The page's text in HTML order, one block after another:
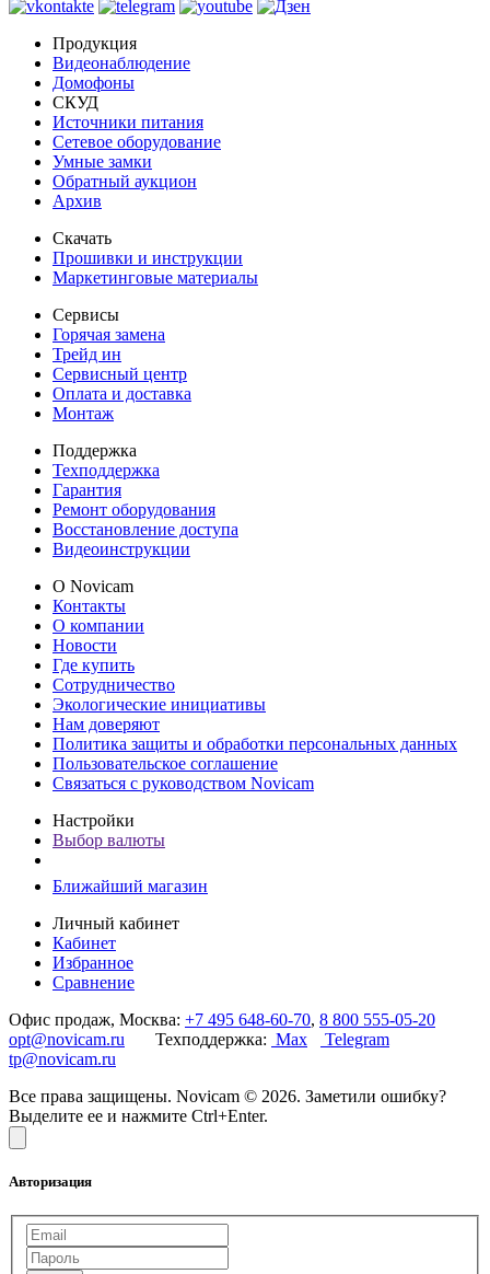
Продукция
Видеонаблюдение
Домофоны
СКУД
Источники питания
Сетевое оборудование
Умные замки
Обратный аукцион
Архив
Скачать
Прошивки и инструкции
Маркетинговые материалы
Сервисы
Горячая замена
Трейд ин
Сервисный центр
Оплата и доставка
Монтаж
Поддержка
Техподдержка
Гарантия
Ремонт оборудования
Восстановление доступа
Видеоинструкции
О Novicam
Контакты
О компании
Новости
Где купить
Сотрудничество
Экологические инициативы
Нам доверяют
Политика защиты и обработки персональных данных
Пользовательское соглашение
Связаться с руководством Novicam
Настройки
Выбор валюты
Ближайший магазин
Личный кабинет
Кабинет
Избранное
Сравнение
Офис продаж, Москва: +7 495 648-60-70, 8 800 555-05-20
opt@novicam.ru Техподдержка: Max
Telegram
tp@novicam.ru
Все права защищены. Novicam © 2026. Заметили ошибку?
Выделите ее и нажмите Ctrl+Enter.
Авторизация